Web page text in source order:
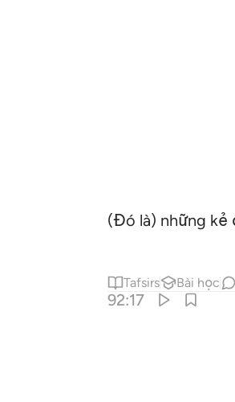
(Đó là) những kẻ
Tafsirs Bài học
92:17